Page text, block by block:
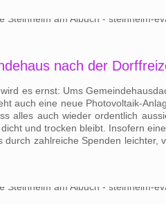
nach der
es ernst: Ums
auch eine neue Photovoltaik-
alles auch wieder ordentlich
und trocken bleibt. Insofern
durch zahlreiche Spenden